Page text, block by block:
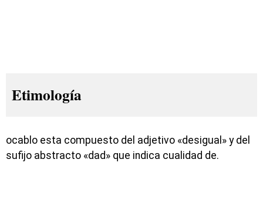
Etimología
ocablo esta compuesto del adjetivo «desigual» y del
sufijo abstracto «dad» que indica cualidad de.